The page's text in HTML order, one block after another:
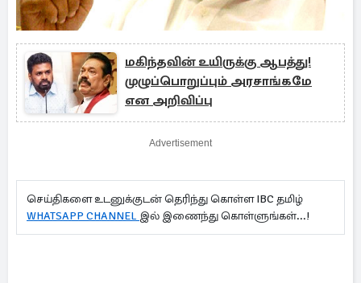
மகிந்தவின் உயிருக்கு ஆபத்து!
முழுப்பொறுப்பும் அரசாங்கமே
என அறிவிப்பு
Advertisement
செய்திகளை உடனுக்குடன் தெரிந்து கொள்ள IBC தமிழ்
WHATSAPP CHANNEL இல் இணைந்து கொள்ளுங்கள்...!